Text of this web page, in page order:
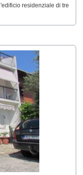
residenziale di tre